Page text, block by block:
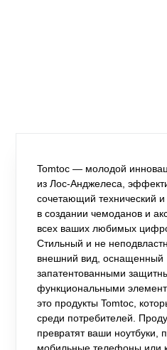
Tomtoc — молодой
из Лос-Анджелеса,
сочетающий технический
в создании чемоданов и
всех ваших любимых
Стильный и не
внешний вид, оснащенный
запатентованными
функциональными
это продукты Tomtoc,
среди потребителей.
превратят ваши ноутбуки,